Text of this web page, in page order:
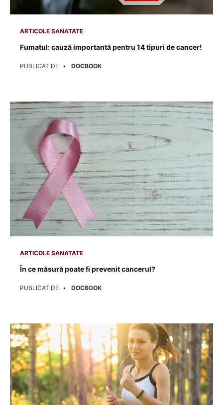
ARTICOLE SANATATE
Fumatul: cauză importantă pentru 14 tipuri de cancer!
PUBLICAT DE DOCBOOK